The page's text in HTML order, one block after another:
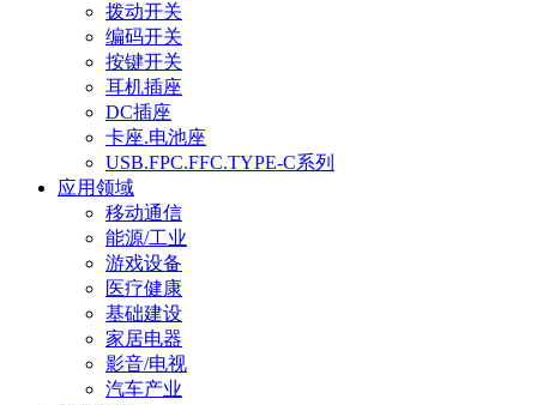
拨动开关
编码开关
按键开关
耳机插座
DC插座
卡座.电池座
USB.FPC.FFC.TYPE-C系列
应用领域
移动通信
能源/工业
游戏设备
医疗健康
基础建设
家居电器
影音/电视
汽车产业